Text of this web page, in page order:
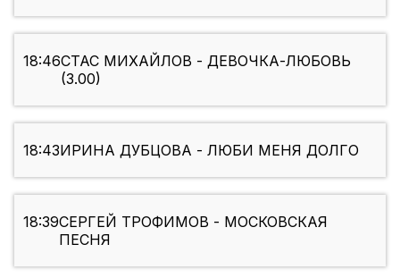
18:46СТАС МИХАЙЛОВ - ДЕВОЧКА-ЛЮБОВЬ
(3.00)
18:43ИРИНА ДУБЦОВА - ЛЮБИ МЕНЯ ДОЛГО
18:39СЕРГЕЙ ТРОФИМОВ - МОСКОВСКАЯ
ПЕСНЯ